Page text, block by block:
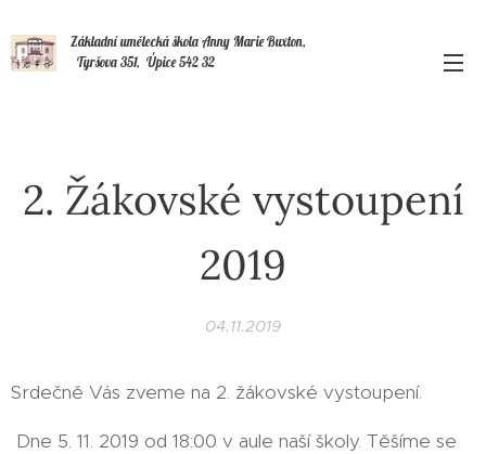
Základní umělecká škola Anny Marie Buxton,
Tyršova 351, Úpice 542 32
2. Žákovské vystoupení
2019
04.11.2019
Srdečně Vás zveme na 2. žákovské vystoupení.
Dne 5. 11. 2019 od 18:00 v aule naší školy. Těšíme se